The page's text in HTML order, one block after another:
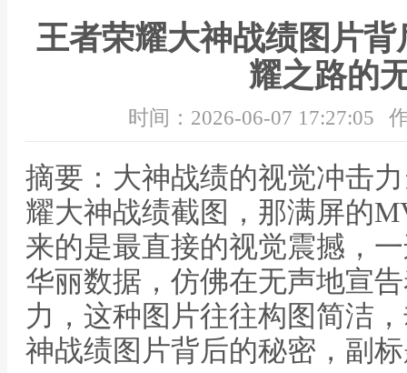
王者荣耀大神战绩图片
耀之路的
时间：2026-06-07 17:27:05
摘要：大神战绩的视觉冲击
耀大神战绩截图，那满屏的
来的是最直接的视觉震撼，
华丽数据，仿佛在无声地宣
力，这种图片往往构图简洁
神战绩图片背后的秘密，副